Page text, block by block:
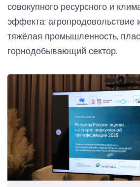
совокупного ресурсного и
эффекта: агропродовольствие
тяжёлая промышленность,
горнодобывающий сектор.